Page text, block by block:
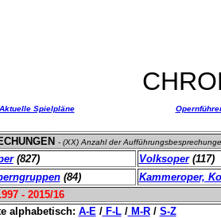
Aktuelle Spielpläne
- (XX) Anzahl der
(827) Volksoper(117)
(84)
Kammeroper,
- 2015/16
alphabetisch: A-E/F-L/M-R/ S-Z